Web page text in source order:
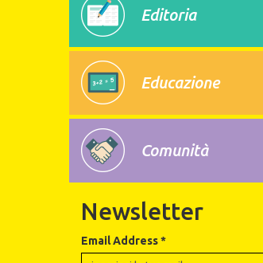
Editoria
Educazione
Comunità
Newsletter
Email Address*